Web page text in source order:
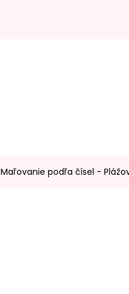
Maľovanie podľa čísel -